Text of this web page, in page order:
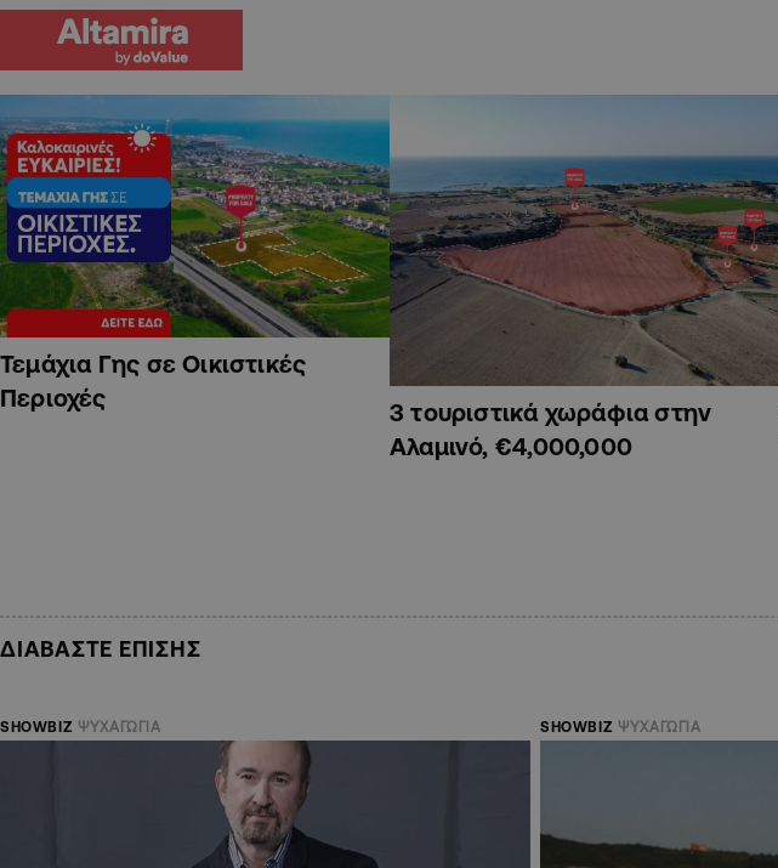
Τεμάχια Γης σε Οικιστικές
Περιοχές
3 τουριστικά χωράφια στην
Αλαμινό, €4,000,000
ΔΙΑΒΑΣΤΕ ΕΠΙΣΗΣ
SHOWBIZ ΨΥΧΑΓΩΓΙΑ SHOWBIZ ΨΥΧΑΓΩΓΙΑ